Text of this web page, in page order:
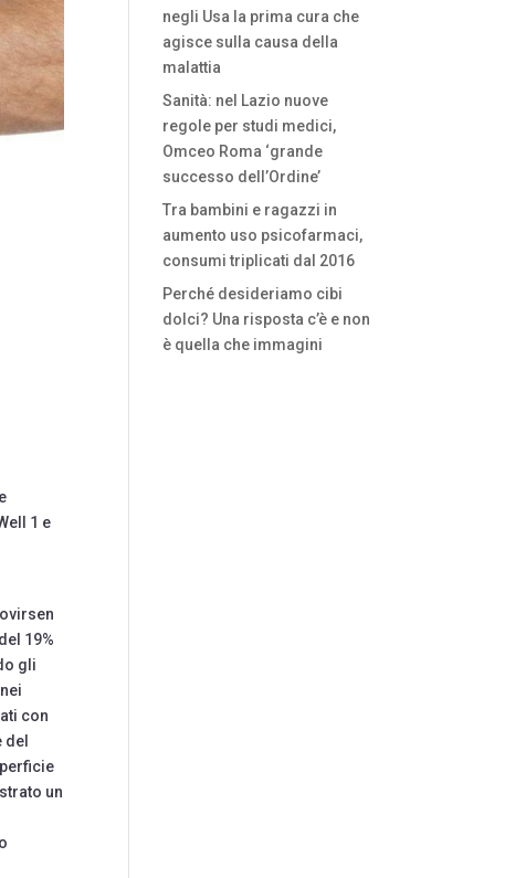
1 e
19%
gli
con
un
negli Usa la prima cura che
agisce sulla causa della
malattia
Sanità: nel Lazio nuove
regole per studi medici,
Omceo Roma ‘grande
successo dell’Ordine’
Tra bambini e ragazzi in
aumento uso psicofarmaci,
consumi triplicati dal 2016
Perché desideriamo cibi
dolci? Una risposta c’è e non
è quella che immagini